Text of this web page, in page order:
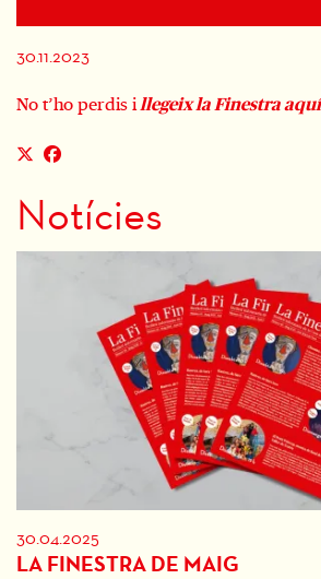
30.11.2023
No t’ho perdis illegeix la Finestra aquí
Notícies
30.04.2025
LA FINESTRA DE MAIG